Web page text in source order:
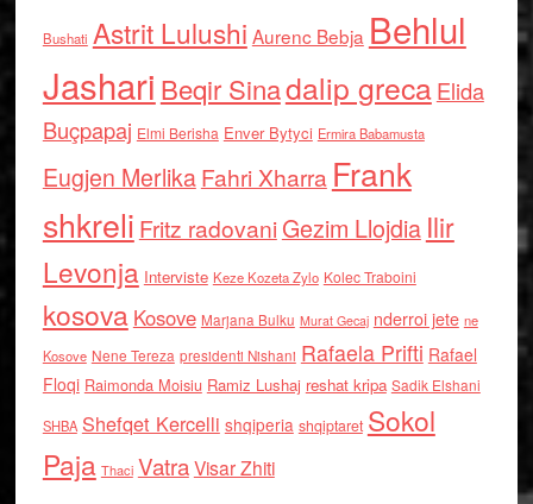
Bushati Astrit Lulushi Aurenc Bebja Behlul
Jashari Beqir Sinadalip grecaElida
Buçpapaj Elmi Berisha Enver Bytyci Ermira Babamusta
Eugjen MerlikaFahri Xharra Frank
shkreli Fritz radovaniGezim Llojdia Ilir
Levonja Interviste Keze Kozeta Zylo Kolec Traboini
kosova Kosove Marjana Bulku Murat Gecaj nderroi jete ne
Kosove Nene Tereza presidenti Nishani Rafaela Prifti Rafael
Floqi Raimonda Moisiu Ramiz Lushaj reshat kripa Sadik Elshani
SHBA Shefqet Kercelli shqiperia shqiptaret Sokol
Paja Thaci VatraVisar Zhiti